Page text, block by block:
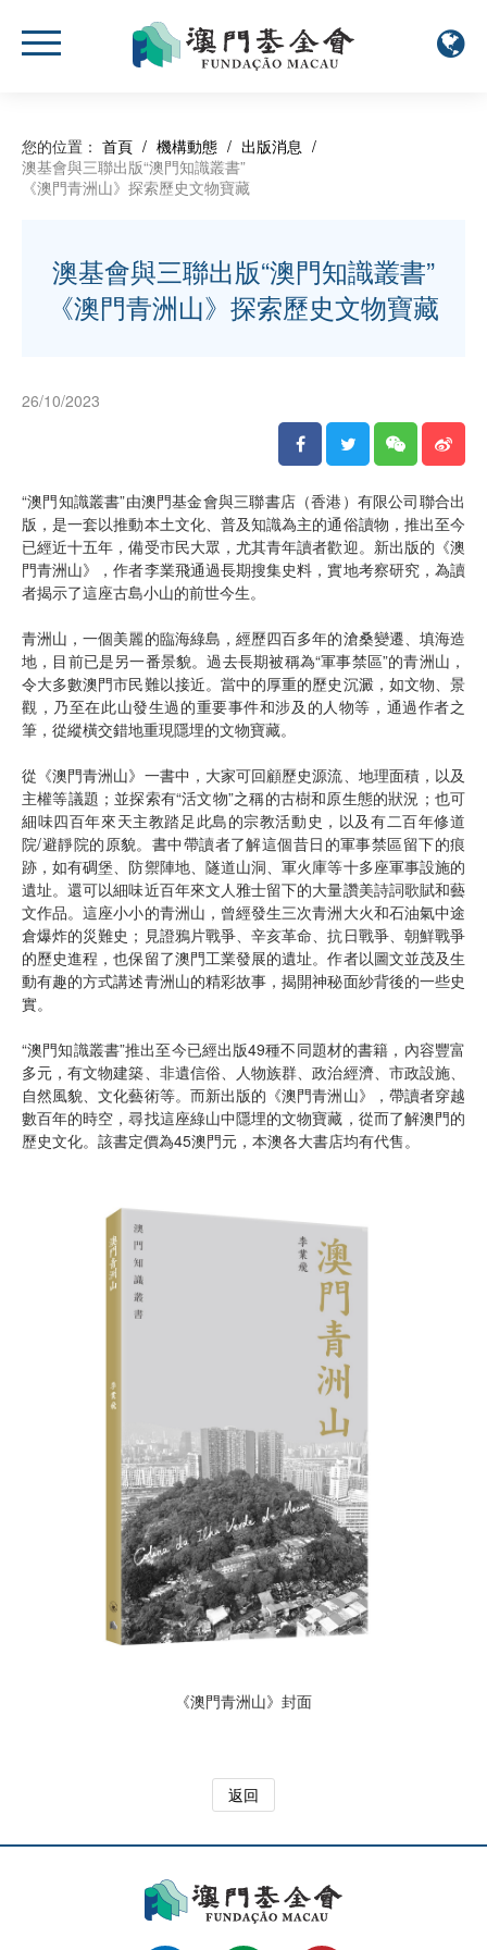
您的位置： 首頁 / 機構動態 / 出版消息 /
澳基會與三聯出版“澳門知識叢書”
《澳門青洲山》探索歷史文物寶藏
澳基會與三聯出版“澳門知識叢書”
《澳門青洲山》探索歷史文物寶藏
26/10/2023
“澳門知識叢書”由澳門基金會與三聯書店（香港）有限公司聯合出
版，是一套以推動本土文化、普及知識為主的通俗讀物，推出至今
已經近十五年，備受市民大眾，尤其青年讀者歡迎。新出版的《澳
門青洲山》，作者李業飛通過長期搜集史料，實地考察研究，為讀
者揭示了這座古島小山的前世今生。
青洲山，一個美麗的臨海綠島，經歷四百多年的滄桑變遷、填海造
地，目前已是另一番景貌。過去長期被稱為“軍事禁區”的青洲山，
令大多數澳門市民難以接近。當中的厚重的歷史沉澱，如文物、景
觀，乃至在此山發生過的重要事件和涉及的人物等，通過作者之
筆，從縱橫交錯地重現隱埋的文物寶藏。
從《澳門青洲山》一書中，大家可回顧歷史源流、地理面積，以及
主權等議題；並探索有“活文物”之稱的古樹和原生態的狀況；也可
細味四百年來天主教踏足此島的宗教活動史，以及有二百年修道
院/避靜院的原貌。書中帶讀者了解這個昔日的軍事禁區留下的痕
跡，如有碉堡、防禦陣地、隧道山洞、軍火庫等十多座軍事設施的
遺址。還可以細味近百年來文人雅士留下的大量讚美詩詞歌賦和藝
文作品。這座小小的青洲山，曾經發生三次青洲大火和石油氣中途
倉爆炸的災難史；見證鴉片戰爭、辛亥革命、抗日戰爭、朝鮮戰爭
的歷史進程，也保留了澳門工業發展的遺址。作者以圖文並茂及生
動有趣的方式講述青洲山的精彩故事，揭開神秘面紗背後的一些史
實。
“澳門知識叢書”推出至今已經出版49種不同題材的書籍，內容豐富
多元，有文物建築、非遺信俗、人物族群、政治經濟、市政設施、
自然風貌、文化藝術等。而新出版的《澳門青洲山》，帶讀者穿越
數百年的時空，尋找這座綠山中隱埋的文物寶藏，從而了解澳門的
歷史文化。該書定價為45澳門元，本澳各大書店均有代售。
《澳門青洲山》封面
返回